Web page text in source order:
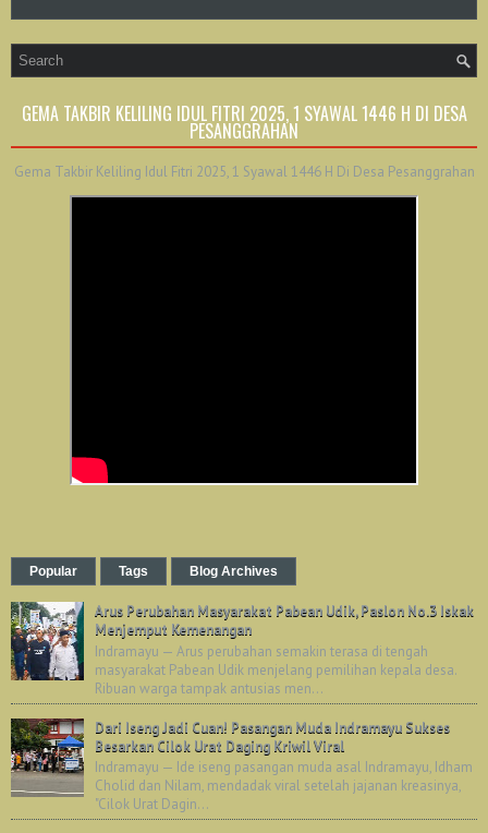
GEMA TAKBIR KELILING IDUL FITRI 2025, 1 SYAWAL 1446 H DI DESA
PESANGGRAHAN
Gema Takbir Keliling Idul Fitri 2025, 1 Syawal 1446 H Di Desa Pesanggrahan
Popular Tags Blog Archives
Arus Perubahan Masyarakat Pabean Udik, Paslon No.3 Iskak
Menjemput Kemenangan
Indramayu — Arus perubahan semakin terasa di tengah
masyarakat Pabean Udik menjelang pemilihan kepala desa.
Ribuan warga tampak antusias men...
Dari Iseng Jadi Cuan! Pasangan Muda Indramayu Sukses
Besarkan Cilok Urat Daging Kriwil Viral
Indramayu — Ide iseng pasangan muda asal Indramayu, Idham
Cholid dan Nilam, mendadak viral setelah jajanan kreasinya,
"Cilok Urat Dagin...